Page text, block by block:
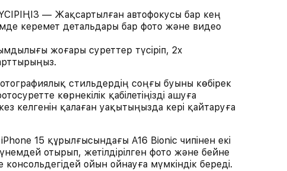
— Жақсартылған автофокусы бар кең
керемет детальдары бар фото және видео
жоғары суреттер түсіріп, 2х
стильдердің соңғы буыны көбірек
көрнекілік қабілетіңізді ашуға
келгенін қалаған уақытыңызда кері қайтаруға
15 құрылғысындағы A16 Bionic чипінен екі
отырып, жетілдірілген фото және бейне
ойын ойнауға мүмкіндік береді.